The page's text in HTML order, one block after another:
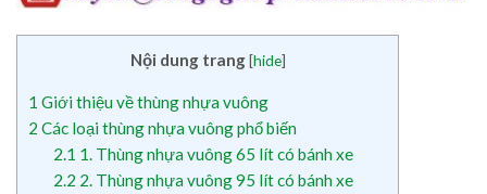
Nội dung trang [hide]
1 Giới thiệu về thùng nhựa vuông
2 Các loại thùng nhựa vuông phổ biến
2.1 1. Thùng nhựa vuông 65 lít có bánh xe
2.2 2. Thùng nhựa vuông 95 lít có bánh xe